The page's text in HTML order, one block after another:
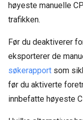
høyeste manuelle
trafikken.
Før du deaktiverer
eksporterer de
søkerapport som
før du aktiverte
innbefatte høyeste